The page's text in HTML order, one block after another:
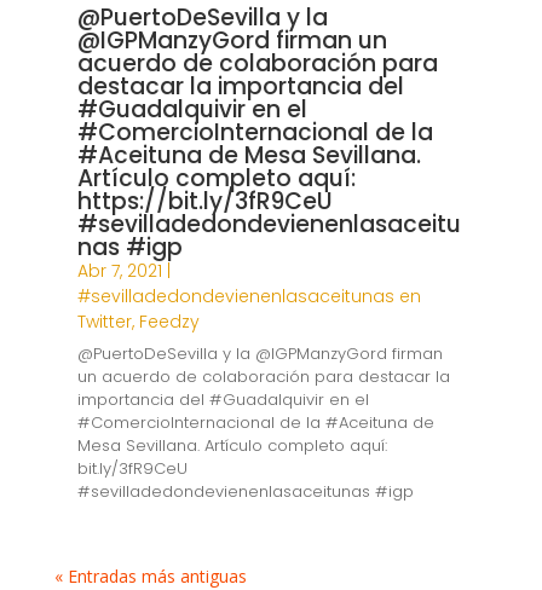
@PuertoDeSevilla y la
@IGPManzyGord firman un
acuerdo de colaboración para
destacar la importancia del
#Guadalquivir en el
#ComercioInternacional de la
#Aceituna de Mesa Sevillana.
Artículo completo aquí:
https://bit.ly/3fR9CeU
#sevilladedondevienenlasaceitu
nas #igp
Abr 7, 2021
#sevilladedondevienenlasaceitunas en
Twitter, Feedzy
@PuertoDeSevilla y la @IGPManzyGord firman
un acuerdo de colaboración para destacar la
importancia del #Guadalquivir en el
#ComercioInternacional de la #Aceituna de
Mesa Sevillana. Artículo completo aquí:
bit.ly/3fR9CeU
#sevilladedondevienenlasaceitunas #igp
« Entradas más antiguas